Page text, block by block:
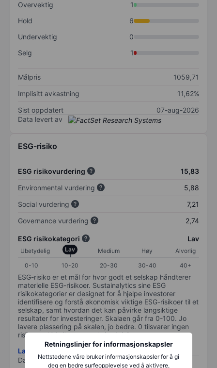
Retningslinjer for informasjonskapsler
Nettstedene våre bruker informasjonskapsler for å gi
deg en bedre surfeopplevelse ved å aktivere,
Overvektig
1
Hold
6
Undervektig
0
Selg
1
Målpris
1059,71
Implisitt avkastning
11,62%
Sist oppdatert
07-aug-2026
Data levert av
ESG-risiko
ESG risikovurdering
15,83
Environmental vurdering
5,88
Social vurdering
7,21
Governance vurdering
2,74
ESG risikokategori Lav
Ubetydelig Lav Medium Høy
Alvorlig
0-10
10-20 20-30 30-40 40+
ESG-risiko er et mål for hvor godt et selskap håndterer
materielle ESG-risikoer. Sustainalytics sine ESG
risikokategorier er designet for å hjelpe investorer
identifisere og forstå økonomisk viktige ESG-risikoer til et
selskap, samt hvordan det kan påvirke langsiktige
resultater for investeringer. Skalaen går fra 0-100. Jo
lavere plassering på skalen, jo bedre. 0 tilsvarer ingen
risiko og 100 tilsvarer maksimal risiko.
Last ned metodikk for ESG-risiko
Data levert av
/